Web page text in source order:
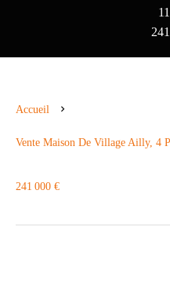
Accueil
Vente Maison De Village Ailly, 4
241 000 €